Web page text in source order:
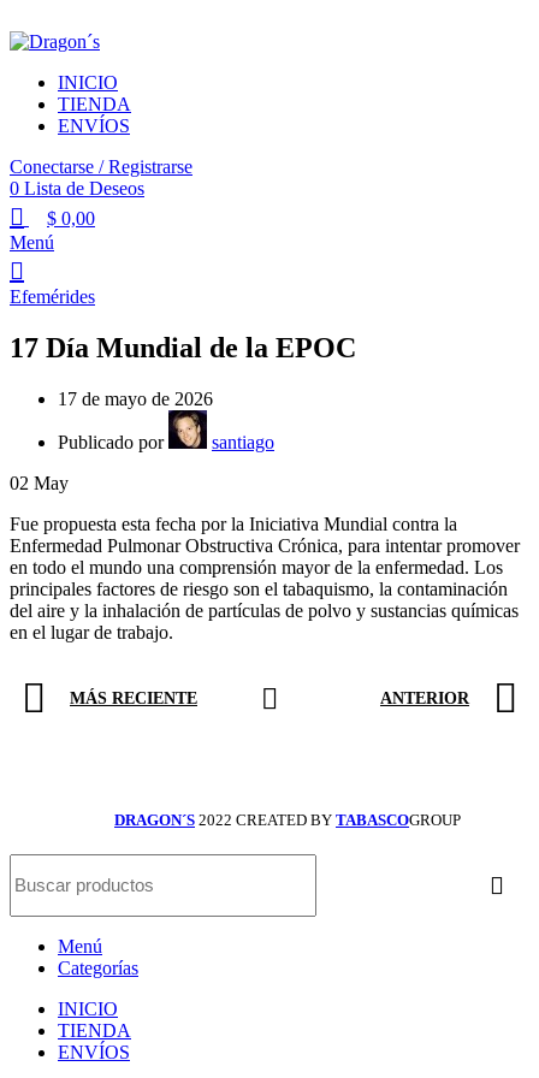
INICIO
TIENDA
ENVÍOS
Conectarse / Registrarse
0 Lista de Deseos
$ 0,00
Menú
Efemérides
17 Día Mundial de la EPOC
17 de mayo de 2026
Publicado por
santiago
02 May
Fue propuesta esta fecha por la Iniciativa Mundial contra la
Enfermedad Pulmonar Obstructiva Crónica, para intentar promover
en todo el mundo una comprensión mayor de la enfermedad. Los
principales factores de riesgo son el tabaquismo, la contaminación
del aire y la inhalación de partículas de polvo y sustancias químicas
en el lugar de trabajo.
MÁS RECIENTE ANTERIOR
DRAGON´S 2022 CREATED BY TABASCOGROUP
Menú
Categorías
INICIO
TIENDA
ENVÍOS